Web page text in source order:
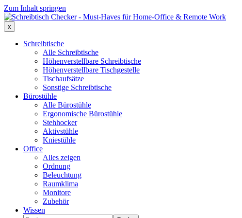
Zum Inhalt springen
x
Schreibtische
Alle Schreibtische
Höhenverstellbare Schreibtische
Höhenverstellbare Tischgestelle
Tischaufsätze
Sonstige Schreibtische
Bürostühle
Alle Bürostühle
Ergonomische Bürostühle
Stehhocker
Aktivstühle
Kniestühle
Office
Alles zeigen
Ordnung
Beleuchtung
Raumklima
Monitore
Zubehör
Wissen